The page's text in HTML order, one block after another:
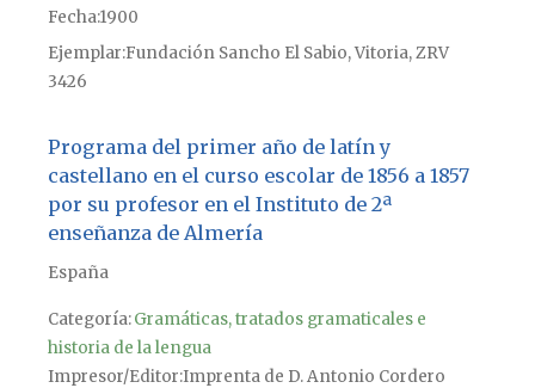
Fecha1900
Ejemplar Fundación Sancho El Sabio, Vitoria, ZRV
3426
Programa del primer año de latín y
castellano en el curso escolar de 1856 a 1857
por su profesor en el Instituto de 2ª
enseñanza de Almería
España
Categoría:Gramáticas, tratados gramaticales e
historia de la lengua
Impresor/Editor Imprenta de D. Antonio Cordero